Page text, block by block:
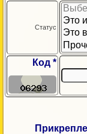
Статус
Код *